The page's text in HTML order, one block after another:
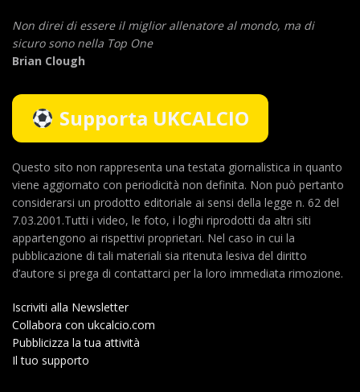
Non direi di essere il miglior allenatore al mondo, ma di
sicuro sono nella Top One
Brian Clough
Supporta UKCALCIO
Questo sito non rappresenta una testata giornalistica in quanto
viene aggiornato con periodicità non definita. Non può pertanto
considerarsi un prodotto editoriale ai sensi della legge n. 62 del
7.03.2001.Tutti i video, le foto, i loghi riprodotti da altri siti
appartengono ai rispettivi proprietari. Nel caso in cui la
pubblicazione di tali materiali sia ritenuta lesiva del diritto
d’autore si prega di contattarci per la loro immediata rimozione.
Iscriviti alla Newsletter
Collabora con ukcalcio.com
Pubblicizza la tua attività
Il tuo supporto